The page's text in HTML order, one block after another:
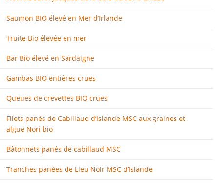
Saumon BIO élevé en Mer d’Irlande
Truite Bio élevée en mer
Bar Bio élevé en Sardaigne
Gambas BIO entières crues
Queues de crevettes BIO crues
Filets panés de Cabillaud d’Islande MSC aux graines et
algue Nori bio
Bâtonnets panés de cabillaud MSC
Tranches panées de Lieu Noir MSC d’Islande